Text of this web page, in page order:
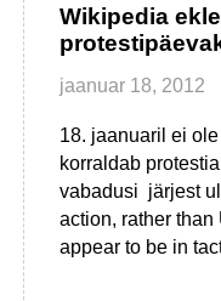
Wikipedia
jaanuar 18, 2012
18. jaanuaril ei
korraldab
vabadusi järjest
action, rather
appear to be in